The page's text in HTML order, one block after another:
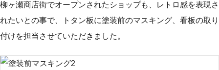
柳ヶ瀬商店街でオープンされたショップも、レトロ感を表現さ
れたいとの事で、トタン板に塗装前のマスキング、看板の取り
付けを担当させていただきました。